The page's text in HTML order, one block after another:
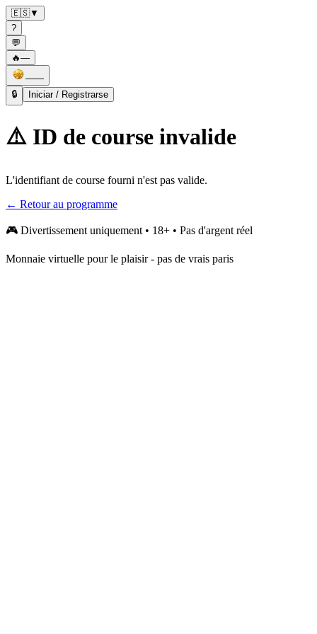
🇪🇸▼
?
💬
🔥—
——
🔒
Iniciar / Registrarse
⚠️ ID de course invalide
L'identifiant de course fourni n'est pas valide.
← Retour au programme
🎮 Divertissement uniquement • 18+ • Pas d'argent réel
Monnaie virtuelle pour le plaisir - pas de vrais paris